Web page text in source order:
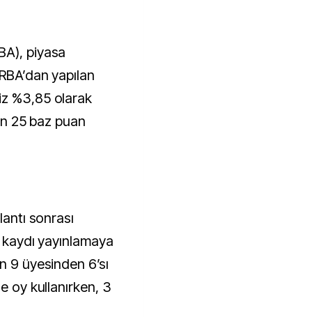
yapılan
%3,85 olarak
25 baz puan
sonrası
yayınlamaya
üyesinden 6’sı
oy kullanırken, 3